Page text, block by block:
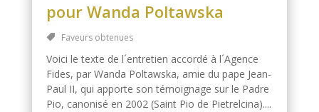
pour Wanda Poltawska
Faveurs obtenues
Voici le texte de l´entretien accordé à l´Agence
Fides, par Wanda Poltawska, amie du pape Jean-
Paul II, qui apporte son témoignage sur le Padre
Pio, canonisé en 2002 (Saint Pio de Pietrelcina)....